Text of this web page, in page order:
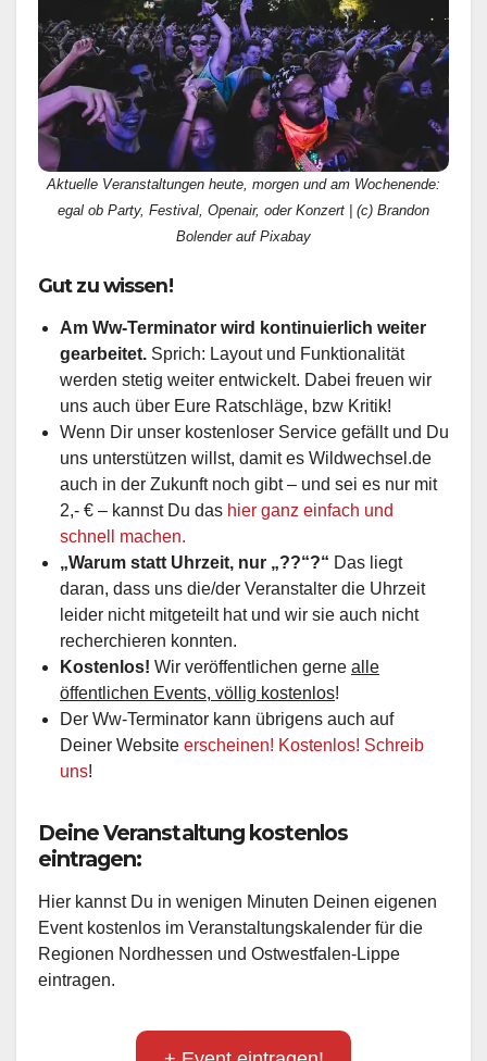
Aktuelle Veranstaltungen heute, morgen und am Wochenende:
egal ob Party, Festival, Openair, oder Konzert | (c) Brandon
Bolender auf Pixabay
Gut zu wissen!
Am Ww-Terminator wird kontinuierlich weiter
gearbeitet. Sprich: Layout und Funktionalität
werden stetig weiter entwickelt. Dabei freuen wir
uns auch über Eure Ratschläge, bzw Kritik!
Wenn Dir unser kostenloser Service gefällt und Du
uns unterstützen willst, damit es Wildwechsel.de
auch in der Zukunft noch gibt – und sei es nur mit
2,- € – kannst Du das hier ganz einfach und
schnell machen.
„Warum statt Uhrzeit, nur „??“?“ Das liegt
daran, dass uns die/der Veranstalter die Uhrzeit
leider nicht mitgeteilt hat und wir sie auch nicht
recherchieren konnten.
Kostenlos! Wir veröffentlichen gerne alle
öffentlichen Events, völlig kostenlos!
Der Ww-Terminator kann übrigens auch auf
Deiner Website erscheinen! Kostenlos! Schreib
uns!
Deine Veranstaltung kostenlos
eintragen:
Hier kannst Du in wenigen Minuten Deinen eigenen
Event kostenlos im Veranstaltungskalender für die
Regionen Nordhessen und Ostwestfalen-Lippe
eintragen.